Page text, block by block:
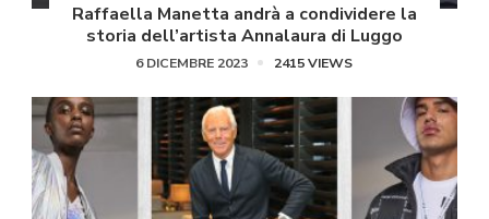
Raffaella Manetta andrà a condividere la
storia dell’artista Annalaura di Luggo
6 DICEMBRE 2023 2415 VIEWS